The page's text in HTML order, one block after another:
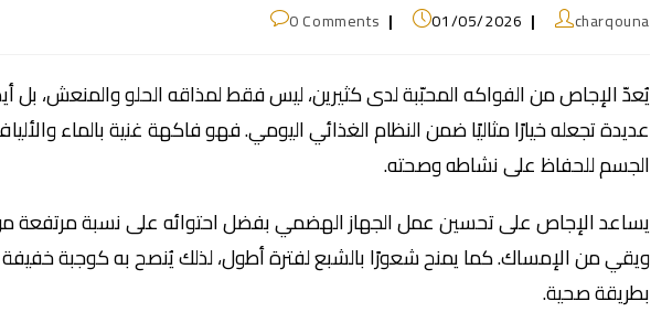
charqouna
01/05/2026
0 Comments
يُعدّ الإجاص من الفواكه المحبّبة لدى كثيرين، ليس فقط لمذاقه الحلو والمنعش، بل
عديدة تجعله خيارًا مثاليًا ضمن النظام الغذائي اليومي. فهو فاكهة غنية بالماء
الجسم للحفاظ على نشاطه وصحته.
يساعد الإجاص على تحسين عمل الجهاز الهضمي بفضل احتوائه على نسبة مرتفعة
ويقي من الإمساك. كما يمنح شعورًا بالشبع لفترة أطول، لذلك يُنصح به كوجبة
بطريقة صحية.